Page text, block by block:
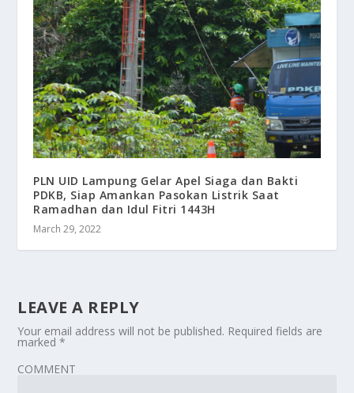
PLN UID Lampung Gelar Apel Siaga dan Bakti
PDKB, Siap Amankan Pasokan Listrik Saat
Ramadhan dan Idul Fitri 1443H
March 29, 2022
LEAVE A REPLY
Your email address will not be published. Required fields are
marked*
COMMENT